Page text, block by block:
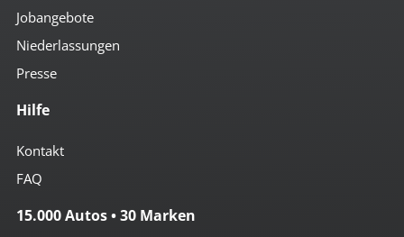
Jobangebote
Niederlassungen
Presse
Hilfe
Kontakt
FAQ
15.000 Autos • 30 Marken